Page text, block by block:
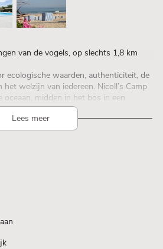
van de vogels, op slechts 1,8 km
ecologische waarden, authenticiteit, de
welzijn van iedereen. Nicoll’s Camp
oceaan, midden in het bos in een
75 huuraccommodaties en 84
bos van pijnbomen en eiken.
tenten, hutten en lodges is er voor
in deze ruime houten
in pastelkleuren.
Lees meer